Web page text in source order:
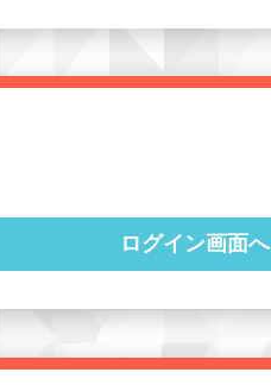
ログイン画面へ